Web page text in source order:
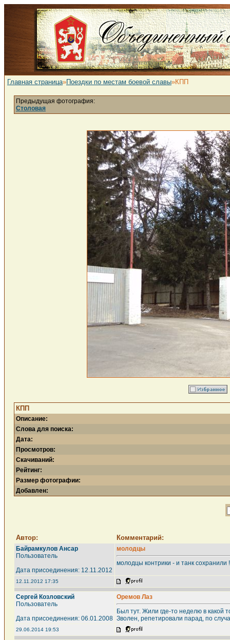
Главная страница»Поездки по местам боевой славы»КПП
Предыдущая фотография:
Столовая
КПП
Описание:
Слова для поиска:
Дата:
Просмотров:
Скачиваний:
Рейтинг:
Размер фотографии:
Добавлен:
Автор: Комментарий:
Байрамкулов Ансар
Пользователь
Дата присоединения: 12.11.2012
молодцы
молодцы контрики - и танк сохранили
12.11.2012 17:35
Сергей Козловский
Пользователь
Дата присоединения: 06.01.2008
Оремов Лаз
Был тут. Жили где-то неделю в какой
Зволен, репетировали парад, по
29.06.2014 19:53